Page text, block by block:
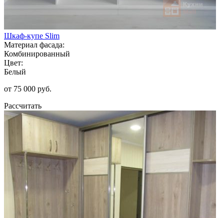
Шкаф-купе Slim
Материал фасада:
Комбинированный
Цвет:
Белый
от 75 000 руб.
Рассчитать